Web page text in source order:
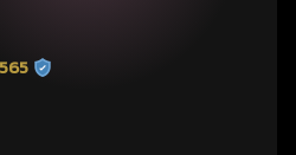
ร้านยืนยันแล้ว